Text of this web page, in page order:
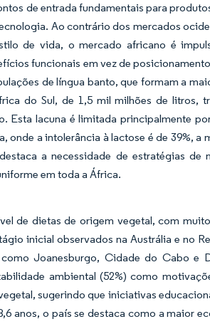
de entrada fundamentais para
Ao contrário dos mercados
de vida, o mercado africano é
funcionais em vez de
de língua banto, que formam a
do Sul, de 1,5 mil milhões de litros,
Esta lacuna é limitada principalmente
a intolerância à lactose é de 39%, a
a necessidade de estratégias de
em toda a África.
de dietas de origem vegetal, com
inicial observados na Austrália e no
Joanesburgo, Cidade do Cabo e
ambiental (52%) como
sugerindo que iniciativas
anos, o país se destaca como a maior